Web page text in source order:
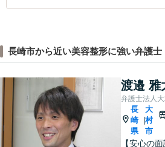
長崎市から近い美容整形に強い弁護士
渡邉 雅
弁護士法人
長
崎
県
大
村
市
【安心の